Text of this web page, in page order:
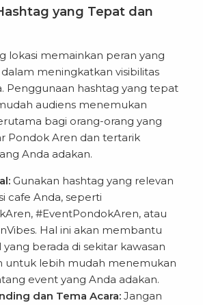
yang Tepat dan
lokasi memainkan peran yang
meningkatkan visibilitas
Penggunaan hashtag yang tepat
audiens menemukan
bagi orang-orang yang
Pondok Aren dan tertarik
Anda adakan.
Gunakan hashtag yang relevan
cafe Anda, seperti
#EventPondokAren, atau
Hal ini akan membantu
yang berada di sekitar kawasan
untuk lebih mudah menemukan
event yang Anda adakan.
dan Tema Acara: Jangan